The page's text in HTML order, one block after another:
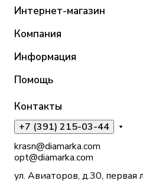
Интернет-магазин
Компания
Информация
Помощь
Контакты
+7 (391) 215-03-44
krasn@diamarka.com
opt@diamarka.com
ул. Авиаторов, д.30, первая